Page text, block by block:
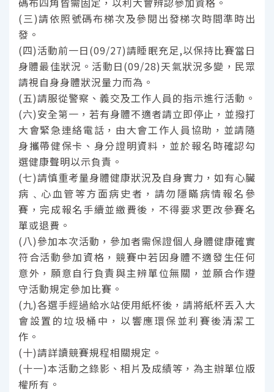
(三)請依照號碼布梯次及參閱出發梯次時間準時出
發。
(四)活動前一日(09/27)請睡眠充足,以保持比賽當日
身體最佳狀況。活動日(09/28)天氣狀況多變，民眾
請視自身身體狀況量力而為。
(五)請服從警察、義交及工作人員的指示進行活動。
(六)安全第一，若有身體不適者請立即停止，並撥打
大會緊急連絡電話，由大會工作人員協助，並請隨
身攜帶健保卡、身分證明資料，並於報名時確認勾
選健康聲明以示負責。
(七)請慎重考量身體健康狀況及自身實力，如有心臟
病﹑心血管等方面病史者，請勿隱瞞病情報名參
賽，完成報名手續並繳費後，不得要求更改參賽名
單或退費。
(八)參加本次活動，參加者需保證個人身體健康確實
符合活動參加資格，競賽中若因身體不適發生任何
意外，願意自行負責與主辨單位無關，並願合作遵
守活動規定參加比賽。
(九)各選手經過給水站使用紙杯後，請將紙杯丟入大
會設置的垃圾桶中，以響應環保並利賽後清潔工
作。
(十)請詳讀競賽規程相關規定。
(十一)本活動之錄影、相片及成績等，為主辦單位版
權所有。